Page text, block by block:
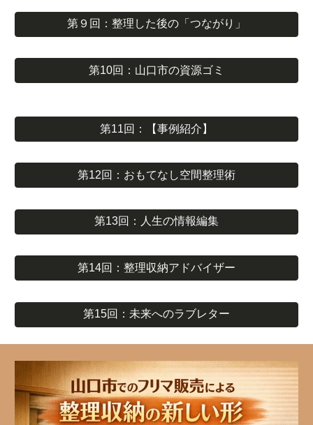
第９回：整理した後の「つながり」
第10回：山口市の資源ゴミ
第11回：【事例紹介】
第12回：おもてなし空間整理術
第13回：人生の情報編集
第14回：整理収納アドバイザー
第15回：未来へのラブレター